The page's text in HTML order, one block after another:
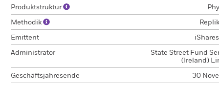
Produktstruktur
Methodik
Emittent
Administrator
State Street Fund
(Ireland)
Geschäftsjahresende 30